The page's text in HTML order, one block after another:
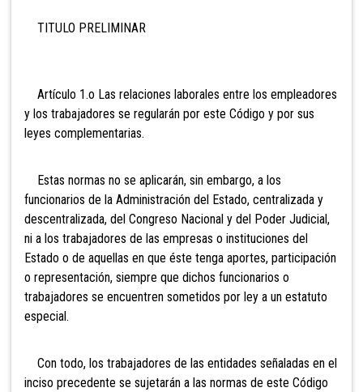
TITULO PRELIMINAR
Artículo 1.o Las relaciones laborales entre los empleadores
y los trabajadores se regularán por este Código y por sus
leyes complementarias.
Estas normas no se aplicarán, sin embargo, a los
funcionarios de la Administración del Estado, centralizada y
descentralizada, del Congreso Nacional y del Poder Judicial,
ni a los trabajadores de las empresas o instituciones del
Estado o de aquellas en que éste tenga aportes, participación
o representación, siempre que dichos funcionarios o
trabajadores se encuentren sometidos por ley a un estatuto
especial.
Con todo, los trabajadores de las entidades señaladas en el
inciso precedente se sujetarán a las normas de este Código